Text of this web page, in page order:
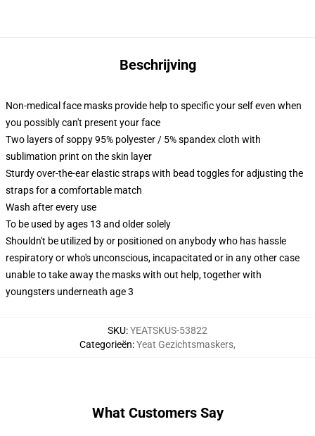
Beschrijving
Non-medical face masks provide help to specific your self even when
you possibly can't present your face
Two layers of soppy 95% polyester / 5% spandex cloth with
sublimation print on the skin layer
Sturdy over-the-ear elastic straps with bead toggles for adjusting the
straps for a comfortable match
Wash after every use
To be used by ages 13 and older solely
Shouldn't be utilized by or positioned on anybody who has hassle
respiratory or who's unconscious, incapacitated or in any other case
unable to take away the masks with out help, together with
youngsters underneath age 3
SKU:YEATSKUS-53822
Categorieën:Yeat Gezichtsmaskers,
What Customers Say